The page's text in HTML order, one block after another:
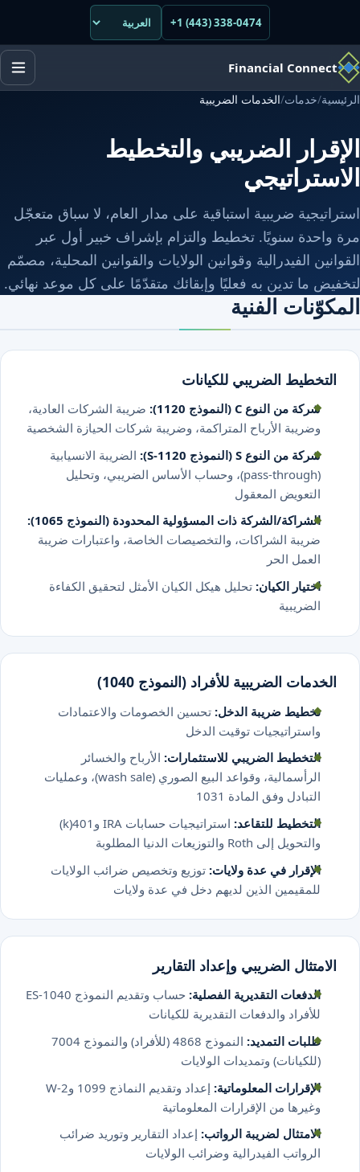
+1 (443) 338-0474
Financial Connect
الرئيسية/خدمات/الخدمات الضريبية
الإقرار الضريبي والتخطيط
الاستراتيجي
استراتيجية ضريبية استباقية على مدار العام، لا سباق متعجّل
مرة واحدة سنويًا. تخطيط والتزام بإشراف خبير أول عبر
القوانين الفيدرالية وقوانين الولايات والقوانين المحلية، مصمّم
لتخفيض ما تدين به فعليًا وإبقائك متقدّمًا على كل موعد نهائي.
المكوّنات الفنية
التخطيط الضريبي للكيانات
شركة من النوع C (النموذج 1120):
ضريبة الشركات العادية،
وضريبة الأرباح المتراكمة، وضريبة شركات الحيازة الشخصية
شركة من النوع S (النموذج 1120-S):
الضريبة الانسيابية
(pass-through)، وحساب الأساس الضريبي، وتحليل
التعويض المعقول
الشراكة/الشركة ذات المسؤولية المحدودة (النموذج 1065):
ضريبة الشراكات، والتخصيصات الخاصة، واعتبارات ضريبة
العمل الحر
اختيار الكيان: تحليل هيكل الكيان الأمثل لتحقيق الكفاءة
الضريبية
الخدمات الضريبية للأفراد (النموذج 1040)
تخطيط ضريبة الدخل: تحسين الخصومات والاعتمادات
واستراتيجيات توقيت الدخل
التخطيط الضريبي للاستثمارات: الأرباح والخسائر
الرأسمالية، وقواعد البيع الصوري (wash sale)، وعمليات
التبادل وفق المادة 1031
التخطيط للتقاعد:
استراتيجيات حسابات IRA و401(k)
والتحويل إلى Roth والتوزيعات الدنيا المطلوبة
الإقرار في عدة ولايات: توزيع وتخصيص ضرائب الولايات
للمقيمين الذين لديهم دخل في عدة ولايات
الامتثال الضريبي وإعداد التقارير
الدفعات التقديرية الفصلية:
حساب وتقديم النموذج 1040-ES
للأفراد والدفعات التقديرية للكيانات
طلبات التمديد:
النموذج 4868 (للأفراد) والنموذج 7004
(للكيانات) وتمديدات الولايات
الإقرارات المعلوماتية:
إعداد وتقديم النماذج 1099 وW-2
وغيرها من الإقرارات المعلوماتية
الامتثال لضريبة الرواتب: إعداد التقارير وتوريد ضرائب
الرواتب الفيدرالية وضرائب الولايات